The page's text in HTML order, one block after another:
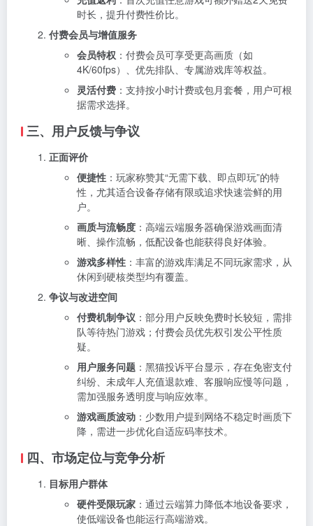
时长，提升付费性价比。
付费会员与增值服务
会员特权 ：付费会员可享受更高画质（如
4K/60fps）、优先排队、专属游戏库等权益。
灵活付费 ：支持按小时计费或包月套餐，用户可根
据需求选择。
三、用户反馈与争议
正面评价
便捷性 ：玩家称赞其“无需下载、即点即玩”的特
性，尤其适合设备存储有限或追求快速尝鲜的用
户。
画质与流畅度 ：高端云端服务器确保游戏画面清
晰、操作流畅，低配设备也能获得良好体验。
游戏多样性 ：丰富的游戏库满足不同玩家需求，从
休闲到硬核类型均有覆盖。
争议与改进空间
付费机制争议 ：部分用户反映免费时长较短，需排
队等待热门游戏；付费会员优先权引发公平性质
疑。
用户服务问题 ：黑猫投诉平台显示，存在免密支付
纠纷、未成年人充值退款难、客服响应慢等问题，
需加强服务透明度与响应效率。
游戏画质波动 ：少数用户提到网络不稳定时画质下
降，需进一步优化自适应码率技术。
四、市场定位与竞争分析
目标用户群体
硬件受限玩家 ：通过云端算力降低本地设备要求，
使低端设备也能运行高端游戏。